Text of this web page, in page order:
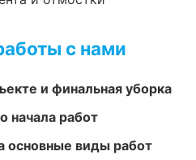
с нами
и финальная уборка
начала работ
основные виды работ